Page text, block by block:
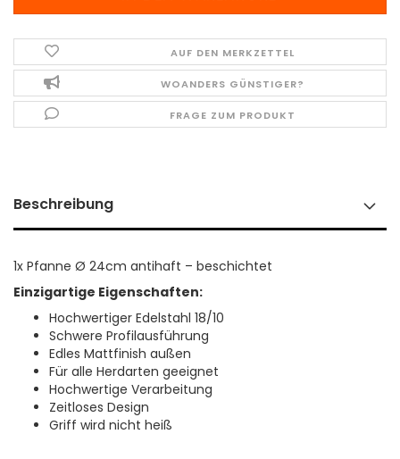
AUF DEN MERKZETTEL
WOANDERS GÜNSTIGER?
FRAGE ZUM PRODUKT
Beschreibung
1x Pfanne Ø 24cm antihaft – beschichtet
Einzigartige Eigenschaften:
Hochwertiger Edelstahl 18/10
Schwere Profilausführung
Edles Mattfinish außen
Für alle Herdarten geeignet
Hochwertige Verarbeitung
Zeitloses Design
Griff wird nicht heiß